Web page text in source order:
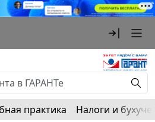
практика Налоги и